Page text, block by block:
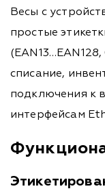
Весы с
простые
списание,
подключения к
интерфейсам